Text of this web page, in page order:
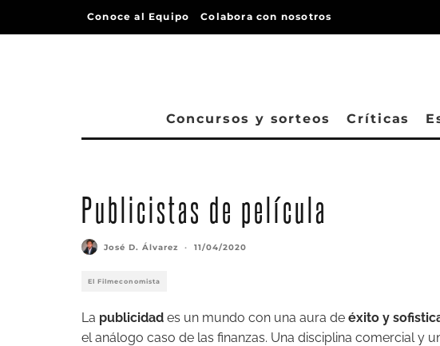
Conoce al Equipo Colabora con nosotros
Concursos y sorteos Críticas
Publicistas de película
José D. Álvarez · 11/04/2020
El Filmeconomista
La publicidad es un mundo con una aura de éxito y
el análogo caso de las finanzas. Una disciplina comercial y